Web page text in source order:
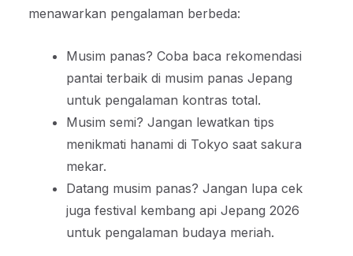
menawarkan pengalaman berbeda:
Musim panas? Coba baca rekomendasi
pantai terbaik di musim panas Jepang
untuk pengalaman kontras total.
Musim semi? Jangan lewatkan tips
menikmati hanami di Tokyo saat sakura
mekar.
Datang musim panas? Jangan lupa cek
juga festival kembang api Jepang 2026
untuk pengalaman budaya meriah.